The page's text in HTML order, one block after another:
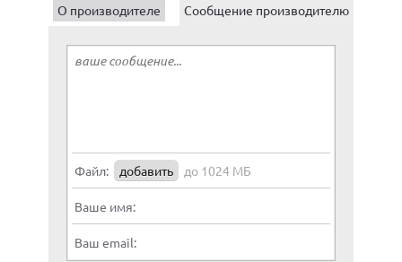
О производителе
Сообщение производителю
Файл: добавить до 1024 МБ
Ваше имя:
Ваш email: